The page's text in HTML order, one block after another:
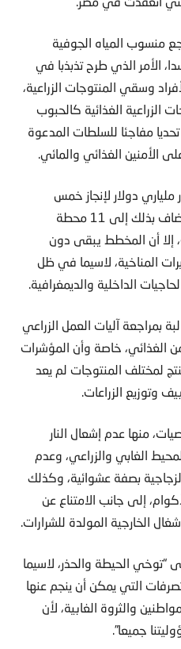
منسوب المياه الجوفية
المعبأة في نحو 80 سدا، الأمر الذي طرح تذبذبا في
وسقي المنتوجات الزراعية،
الزراعية الغذائية كالحبوب
مفاجئا للسلطات المدعوة
الأمنين الغذائي والمائي.
دولار لإنجاز خمس
محطات تحلية لمياه البحر كي تنضاف بذلك إلى 11 محطة
إلا أن المخطط يبقى دون
المناخية، لاسيما في ظل
الداخلية والديمغرافية.
بمراجعة آليات العمل الزراعي
الغذائي، خاصة وأن المؤشرات
لمختلف المنتوجات لم يعد
وتوزيع الزراعات.
منها عدم إشعال النار
الغابي والزراعي، وعدم
بصفة عشوائية، وكذلك
إلى جانب الامتناع عن
الخارجية المولدة للشرارات.
“توخي الحيطة والحذر، لاسيما
التي يمكن أن ينجم عنها
والثروة الغابية، لأن
جميعا”.